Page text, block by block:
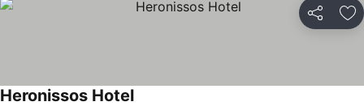
Jaa
Heronissos Hotel